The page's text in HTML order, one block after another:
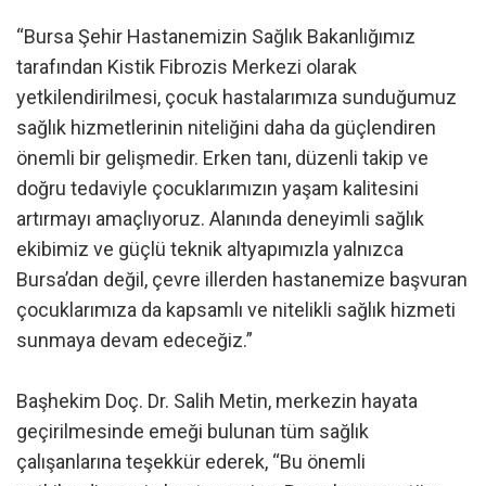
“Bursa Şehir Hastanemizin Sağlık Bakanlığımız
tarafından Kistik Fibrozis Merkezi olarak
yetkilendirilmesi, çocuk hastalarımıza sunduğumuz
sağlık hizmetlerinin niteliğini daha da güçlendiren
önemli bir gelişmedir. Erken tanı, düzenli takip ve
doğru tedaviyle çocuklarımızın yaşam kalitesini
artırmayı amaçlıyoruz. Alanında deneyimli sağlık
ekibimiz ve güçlü teknik altyapımızla yalnızca
Bursa’dan değil, çevre illerden hastanemize başvuran
çocuklarımıza da kapsamlı ve nitelikli sağlık hizmeti
sunmaya devam edeceğiz.”
Başhekim Doç. Dr. Salih Metin, merkezin hayata
geçirilmesinde emeği bulunan tüm sağlık
çalışanlarına teşekkür ederek, “Bu önemli